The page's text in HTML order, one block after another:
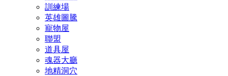
訓練場
英雄圖騰
寵物屋
聯盟
道具屋
魂器大廳
地精洞穴